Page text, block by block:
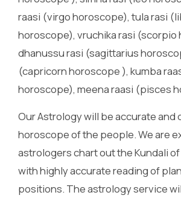
raasi (virgo horoscope), tula rasi
horoscope), vruchika rasi (scorpio
dhanussu rasi (sagittarius
(capricorn horoscope ), kumba
horoscope), meena raasi (pisces
Our Astrology will be accurate and
horoscope of the people. We are
astrologers chart out the Kundali
with highly accurate reading of
positions. The astrology service